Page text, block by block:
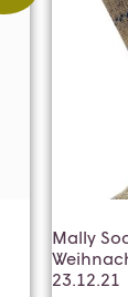
Mally
23.12.21